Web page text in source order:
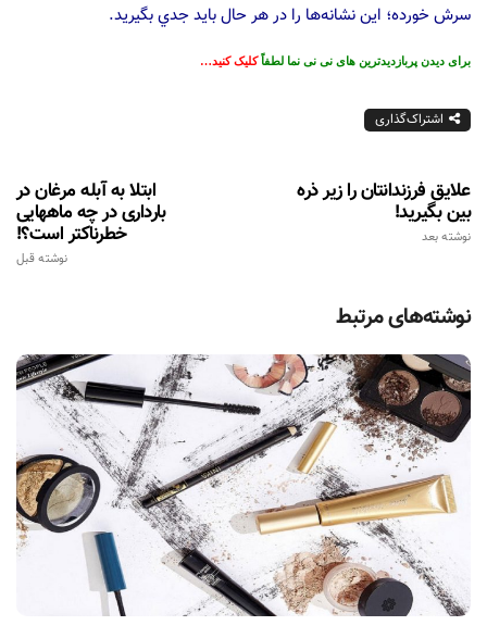
سرش خورده؛ اين نشانه‌ها را در هر حال بايد جدي بگيريد.
برای دیدن پربازدیدترین های نی نی نما لطفاً کلیک کنید…
اشتراک‌گذاری
ابتلا به آبله مرغان در
بارداری در چه ماههایی
خطرناکتر است؟!
نوشته قبل
علایق فرزندانتان را زیر ذره
بین بگیرید!
نوشته بعد
نوشته‌های مرتبط